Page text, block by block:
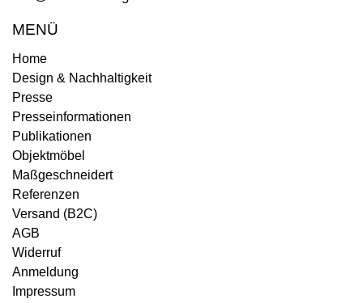
MENÜ
Home
Design & Nachhaltigkeit
Presse
Presseinformationen
Publikationen
Objektmöbel
Maßgeschneidert
Referenzen
Versand (B2C)
AGB
Widerruf
Anmeldung
Impressum